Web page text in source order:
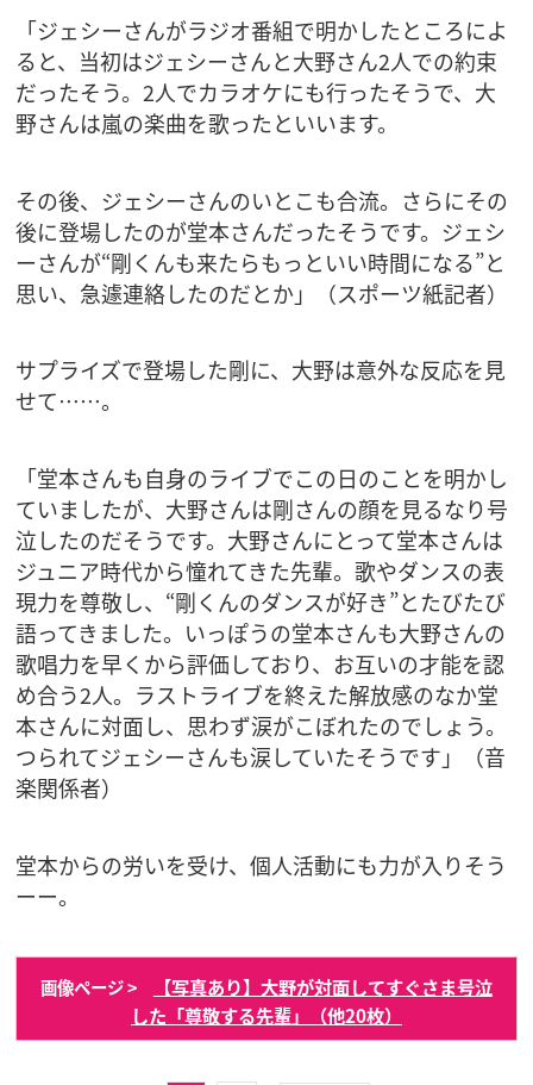
「ジェシーさんがラジオ番組で明かしたところによ
ると、当初はジェシーさんと大野さん2人での約束
だったそう。2人でカラオケにも行ったそうで、大
野さんは嵐の楽曲を歌ったといいます。
その後、ジェシーさんのいとこも合流。さらにその
後に登場したのが堂本さんだったそうです。ジェシ
ーさんが“剛くんも来たらもっといい時間になる”と
思い、急遽連絡したのだとか」（スポーツ紙記者）
サプライズで登場した剛に、大野は意外な反応を見
せて……。
「堂本さんも自身のライブでこの日のことを明かし
ていましたが、大野さんは剛さんの顔を見るなり号
泣したのだそうです。大野さんにとって堂本さんは
ジュニア時代から憧れてきた先輩。歌やダンスの表
現力を尊敬し、“剛くんのダンスが好き”とたびたび
語ってきました。いっぽうの堂本さんも大野さんの
歌唱力を早くから評価しており、お互いの才能を認
め合う2人。ラストライブを終えた解放感のなか堂
本さんに対面し、思わず涙がこぼれたのでしょう。
つられてジェシーさんも涙していたそうです」（音
楽関係者）
堂本からの労いを受け、個人活動にも力が入りそう
ーー。
画像ページ >
【写真あり】大野が対面してすぐさま号泣
した「尊敬する先輩」（他20枚）